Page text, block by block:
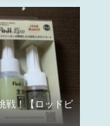
戦！【ロッドビ